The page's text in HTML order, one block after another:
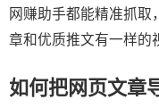
网赚助手都能精准抓取
章和优质推文有一样的
如何把网页文章